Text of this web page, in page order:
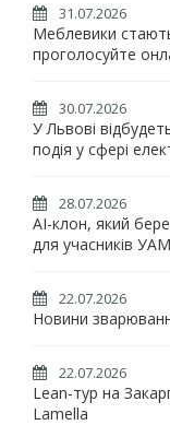
31.07.2026
Меблевики
проголосуйте
30.07.2026
У Львові
подія у сфері
28.07.2026
AI-клон, який
для учасників УАМ
22.07.2026
Новини
22.07.2026
Lean-тур на
Lamella